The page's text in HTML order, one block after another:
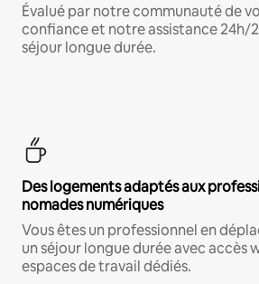
Évalué par notre communauté de
confiance et notre assistance 24h/
séjour longue durée.
Des logements adaptés aux
nomades numériques
Vous êtes un professionnel en
un séjour longue durée avec accès
espaces de travail dédiés.